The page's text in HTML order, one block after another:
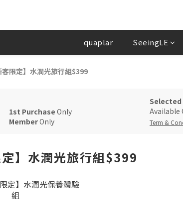
quaplar SeeingLE
客限定】水潤光旅行組$399
1st Purchase Only
MemberOnly
Selected
Available
Term &
定】水潤光旅行組$399